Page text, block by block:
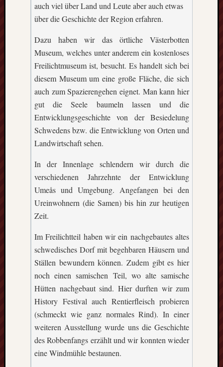
auch viel über Land und Leute aber auch etwas
über die Geschichte der Region erfahren.
Dazu haben wir das örtliche Västerbotten
Museum, welches unter anderem ein kostenloses
Freilichtmuseum ist, besucht. Es handelt sich bei
diesem Museum um eine große Fläche, die sich
auch zum Spazierengehen eignet. Man kann hier
gut die Seele baumeln lassen und die
Entwicklungsgeschichte von der Besiedelung
Schwedens bzw. die Entwicklung von Orten und
Landwirtschaft sehen.
In der Innenlage schlendern wir durch die
verschiedenen Jahrzehnte der Entwicklung
Umeås und Umgebung. Angefangen bei den
Ureinwohnern (die Samen) bis hin zur heutigen
Zeit.
Im Freilichtteil haben wir ein nachgebautes altes
schwedisches Dorf mit begehbaren Häusern und
Ställen bewundern können. Zudem gibt es hier
noch einen samischen Teil, wo alte samische
Hütten nachgebaut sind. Hier durften wir zum
History Festival auch Rentierfleisch probieren
(schmeckt wie ganz normales Rind). In einer
weiteren Ausstellung wurde uns die Geschichte
des Robbenfangs erzählt und wir konnten wieder
eine Windmühle bestaunen.